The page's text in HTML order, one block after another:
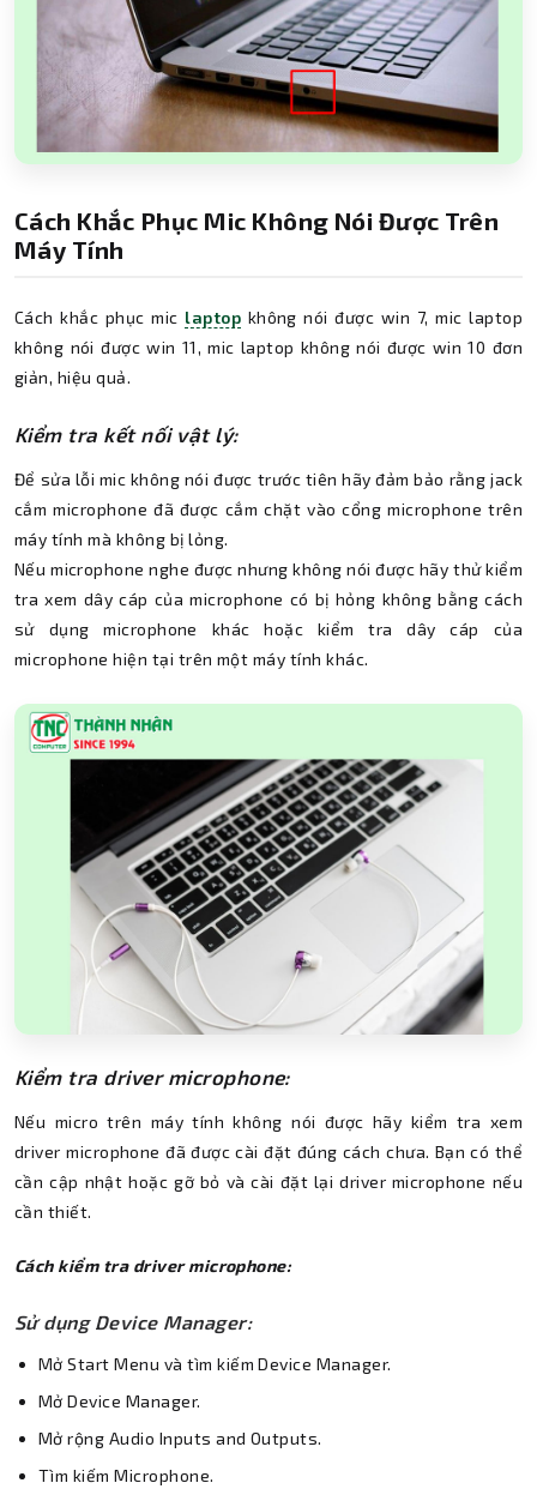
Cách Khắc Phục Mic Không Nói Được Trên
Máy Tính
Cách khắc phục mic laptop không nói được win 7, mic laptop
không nói được win 11, mic laptop không nói được win 10 đơn
giản, hiệu quả.
Kiểm tra kết nối vật lý:
Để sửa lỗi mic không nói được trước tiên hãy đảm bảo rằng jack
cắm microphone đã được cắm chặt vào cổng microphone trên
máy tính mà không bị lỏng.
Nếu microphone nghe được nhưng không nói được hãy thử kiểm
tra xem dây cáp của microphone có bị hỏng không bằng cách
sử dụng microphone khác hoặc kiểm tra dây cáp của
microphone hiện tại trên một máy tính khác.
Kiểm tra driver microphone:
Nếu micro trên máy tính không nói được hãy kiểm tra xem
driver microphone đã được cài đặt đúng cách chưa. Bạn có thể
cần cập nhật hoặc gỡ bỏ và cài đặt lại driver microphone nếu
cần thiết.
Cách kiểm tra driver microphone:
Sử dụng Device Manager:
Mở Start Menu và tìm kiếm Device Manager.
Mở Device Manager.
Mở rộng Audio Inputs and Outputs.
Tìm kiếm Microphone.